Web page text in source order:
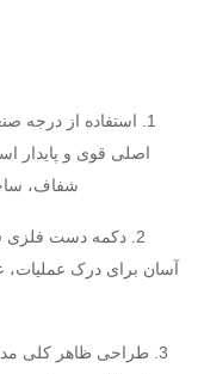
بسته
بندی
بسته بندی: 1 قطعه/
بسته بندی N.W:2.65 کيلوگرم
1. استفاده از درجه
اصلی قوی و پایدار
شفاف،
2. دکمه دست فلزی
آسان برای درک عملیات،
3. طراحی ظاهر کلی مد